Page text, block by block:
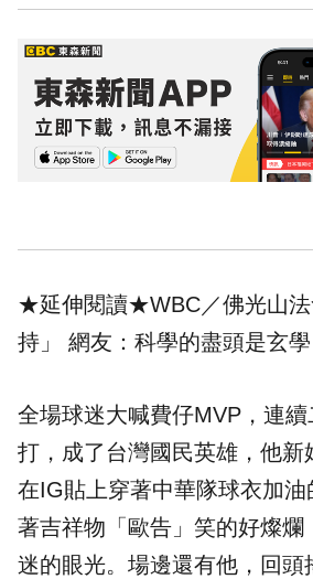
★延伸閱讀★WBC／佛光山
持」 網友：科學的盡頭是玄學
全場球迷大喊費仔MVP，連
打，成了台灣國民英雄，他新
在IG貼上穿著中華隊球衣加油
著吉祥物「歐告」笑的好燦爛
迷的眼光。場邊還有他，回頭